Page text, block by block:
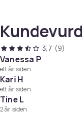
Lengde: 16 cm
Materiale: 420
Pakken inkluderer:
1 x tannspeil
Vekt, gram
21
3,7 (9)
Vanessa P
ett år siden
Kari H
ett år siden
Tine L
2 år siden